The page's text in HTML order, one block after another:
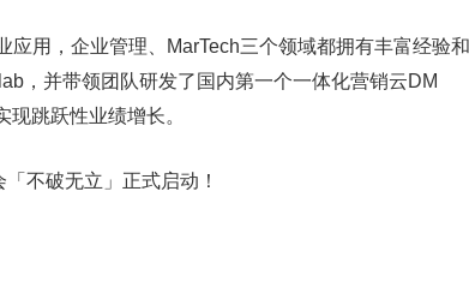
用，企业管理、MarTech三个领域都拥有丰富经验和
，并带领团队研发了国内第一个一体化营销云DM
跳跃性业绩增长。